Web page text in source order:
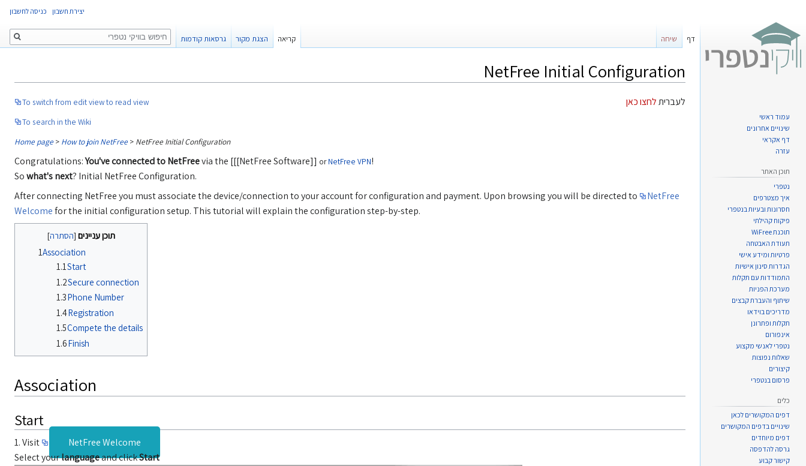
NetFree Initial Configuration
קפיצה
קפיצה
לעבריתלחצו כאן
To switch from edit view to read view
To search in the Wiki
Home page > How to join NetFree > NetFree Initial Configuration
Congratulations:You've connected to NetFreevia the [[[NetFree Software]] orNetFree VPN!
Sowhat's next? Initial NetFree Configuration.
After connecting NetFree you must associate the device/connection to your account for configuration and payment. Upon browsing you will be directed to
NetFree
Welcomefor the initial configuration setup. This tutorial will explain the configuration step-by-step.
תוכן עניינים
1Association
1.1Start
1.2Secure connection
1.3Phone Number
1.4Registration
1.5Compete the details
1.6Finish
Association
Start
1. Visit
NetFree Welcome
Select yourlanguageand clickStart
יצירת חשבון כניסה לחשבון
דף שיחה קריאה הצגת מקור גרסאות קודמות חיפוש
עמוד ראשי
שינויים אחרונים
דף אקראי
עזרה
תוכן האתר
נטפרי
איך מצטרפים
חסרונות ובעיות בנטפרי
פיקוח קהילתי
תוכנת WiFree
תעודת האבטחה
פרטיות ומידע אישי
הגדרות סינון אישיות
התמודדות עם תקלות
מערכת הפניות
שיתוף והעברת קבצים
מדריכים בוידאו
תקלות ופתרונן
אינפורום
נטפרי לאנשי מקצוע
שאלות נפוצות
קיצורים
פרסום בנטפרי
כלים
דפים המקושרים לכאן
שינויים בדפים המקושרים
דפים מיוחדים
גרסה להדפסה
קישור קבוע